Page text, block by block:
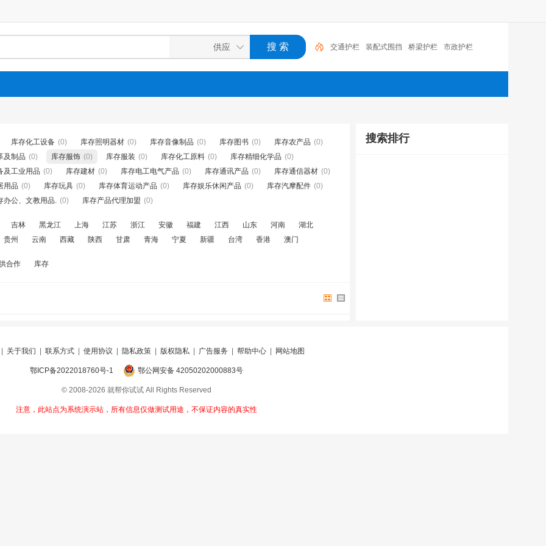
交通护栏 装配式围挡 桥梁护栏 市政护栏
库存化工设备 (0) 库存照明器材 (0) 库存音像制品 (0) 库存图书 (0) 库存农产品 (0)
及制品 (0) 库存服饰 (0) 库存服装 (0) 库存化工原料 (0) 库存精细化学品 (0)
及工业用品 (0) 库存建材 (0) 库存电工电气产品 (0) 库存通讯产品 (0) 库存通信器材 (0)
用品 (0) 库存玩具 (0) 库存体育运动产品 (0) 库存娱乐休闲产品 (0) 库存汽摩配件 (0)
办公、文教用品. (0) 库存产品代理加盟 (0)
吉林 黑龙江 上海 江苏 浙江 安徽 福建 江西 山东 河南
湖北
贵州
云南 西藏 陕西 甘肃 青海 宁夏 新疆 台湾 香港 澳门
合作 库存
搜索排行
关于我们 联系方式 使用协议 隐私政策 版权隐私 广告服务 帮助中心 网站地图
鄂ICP备2022018760号-1 鄂公网安备 42050202000883号
© 2008-2026 就帮你试试 All Rights Reserved
注意，此站点为系统演示站，所有信息仅做测试用途，不保证内容的真实性